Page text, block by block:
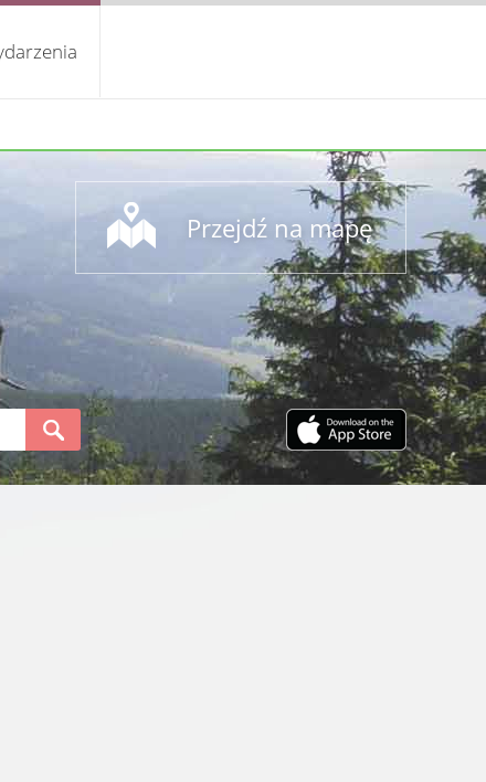
Przejdź na mapę